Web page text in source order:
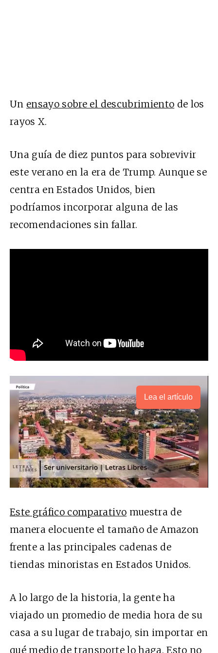
Un ensayo sobre el descubrimiento de los
rayos X.
Una guía de diez puntos para sobrevivir
este verano en la era de Trump. Aunque se
centra en Estados Unidos, bien
podríamos incorporar alguna de las
recomendaciones sin fallar.
Lea el artículo
Este gráfico comparativo muestra de
manera elocuente el tamaño de Amazon
frente a las principales cadenas de
tiendas minoristas en Estados Unidos.
A lo largo de la historia, la gente ha
viajado un promedio de media hora de su
casa a su lugar de trabajo, sin importar en
qué medio de transporte lo haga.Esto no